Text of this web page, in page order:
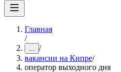
Главная
/
... /
вакансии на Кипре/
оператор выходного дня